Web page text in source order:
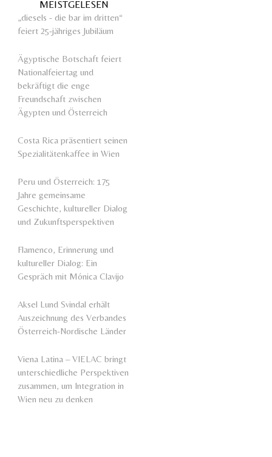
MEISTGELESEN
„diesels - die bar im dritten“
feiert 25-jähriges Jubiläum
Ägyptische Botschaft feiert
Nationalfeiertag und
bekräftigt die enge
Freundschaft zwischen
Ägypten und Österreich
Costa Rica präsentiert seinen
Spezialitätenkaffee in Wien
Peru und Österreich: 175
Jahre gemeinsame
Geschichte, kultureller Dialog
und Zukunftsperspektiven
Flamenco, Erinnerung und
kultureller Dialog: Ein
Gespräch mit Mónica Clavijo
Aksel Lund Svindal erhält
Auszeichnung des Verbandes
Österreich-Nordische Länder
Viena Latina – VIELAC bringt
unterschiedliche Perspektiven
zusammen, um Integration in
Wien neu zu denken